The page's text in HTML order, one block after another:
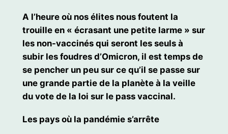
A l’heure où nos élites nous foutent la
trouille en « écrasant une petite larme » sur
les non-vaccinés qui seront les seuls à
subir les foudres d’Omicron, il est temps de
se pencher un peu sur ce qu’il se passe sur
une grande partie de la planète à la veille
du vote de la loi sur le pass vaccinal.
Les pays où la pandémie s’arrête